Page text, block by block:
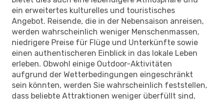
ein erweitertes kulturelles und touristisches
Angebot. Reisende, die in der Nebensaison anreisen,
werden wahrscheinlich weniger Menschenmassen,
niedrigere Preise für Flüge und Unterkünfte sowie
einen authentischeren Einblick in das lokale Leben
erleben. Obwohl einige Outdoor-Aktivitäten
aufgrund der Wetterbedingungen eingeschränkt
sein könnten, werden Sie wahrscheinlich feststellen,
dass beliebte Attraktionen weniger überfüllt sind,